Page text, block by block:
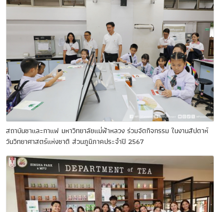
สถาบันชาและกาแฟ มหาวิทยาลัยแม่่ฟ้าหลวง ร่วมจัดกิจกรรม ในงานสัปดาห์
วันวิทยาศาสตร์แห่งชาติ ส่วนภูมิภาคประจำปี 2567